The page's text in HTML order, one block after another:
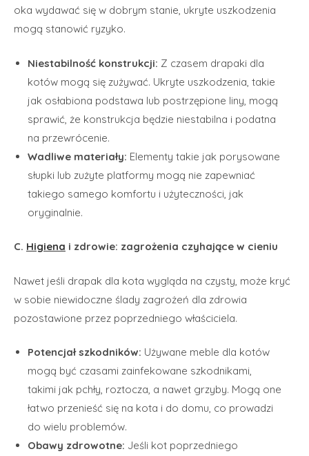
oka wydawać się w dobrym stanie, ukryte uszkodzenia
mogą stanowić ryzyko.
Niestabilność konstrukcji: Z czasem drapaki dla
kotów mogą się zużywać. Ukryte uszkodzenia, takie
jak osłabiona podstawa lub postrzępione liny, mogą
sprawić, że konstrukcja będzie niestabilna i podatna
na przewrócenie.
Wadliwe materiały: Elementy takie jak porysowane
słupki lub zużyte platformy mogą nie zapewniać
takiego samego komfortu i użyteczności, jak
oryginalnie.
C. Higiena i zdrowie: zagrożenia czyhające w cieniu
Nawet jeśli drapak dla kota wygląda na czysty, może kryć
w sobie niewidoczne ślady zagrożeń dla zdrowia
pozostawione przez poprzedniego właściciela.
Potencjał szkodników: Używane meble dla kotów
mogą być czasami zainfekowane szkodnikami,
takimi jak pchły, roztocza, a nawet grzyby. Mogą one
łatwo przenieść się na kota i do domu, co prowadzi
do wielu problemów.
Obawy zdrowotne: Jeśli kot poprzedniego